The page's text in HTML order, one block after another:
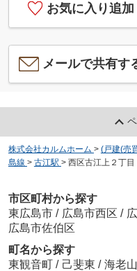
お気に入り追加
メールで共有す
株式会社カルムホーム > (戸建(売
島線 > 古江駅 > 西区古江上２丁
市区町村から探す
東広島市 / 広島市西区 /
広島市佐伯区
町名から探す
東観音町 / 己斐東 / 海老